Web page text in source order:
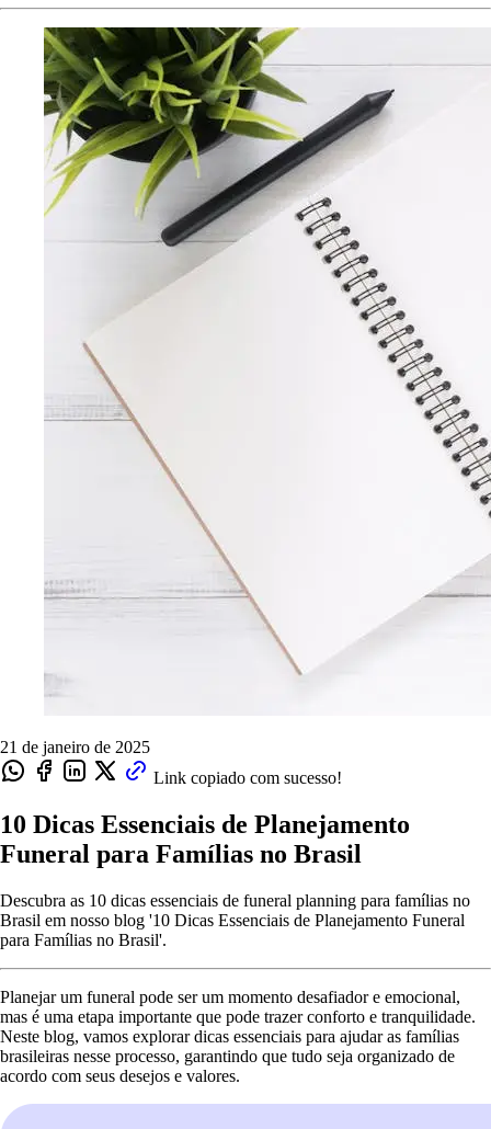
21 de janeiro de 2025
Link copiado com sucesso!
10 Dicas Essenciais de Planejamento
Funeral para Famílias no Brasil
Descubra as 10 dicas essenciais de funeral planning para famílias no
Brasil em nosso blog '10 Dicas Essenciais de Planejamento Funeral
para Famílias no Brasil'.
Planejar um funeral pode ser um momento desafiador e emocional,
mas é uma etapa importante que pode trazer conforto e tranquilidade.
Neste blog, vamos explorar dicas essenciais para ajudar as famílias
brasileiras nesse processo, garantindo que tudo seja organizado de
acordo com seus desejos e valores.